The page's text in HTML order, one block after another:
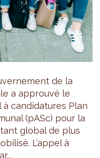
de la
a approuvé le
candidatures Plan
(pASc) pour la
global de plus
L’appel à